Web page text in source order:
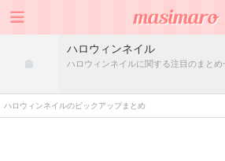
ハロウィンネイル
ハロウィンネイルに関する注目のまとめ
ハロウィンネイルのピックアップまとめ